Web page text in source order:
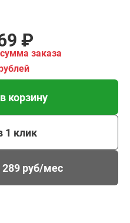
₽
заказа
корзину
1 клик
289 руб/мес